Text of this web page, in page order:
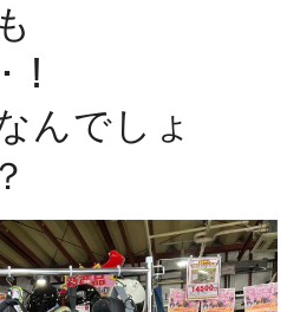
んでしょ